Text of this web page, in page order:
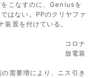
こなすのに、Geniusを
はない。PPのクリヤファ
置を付けている。
コロナ
放電装
需要増により、ニス引き